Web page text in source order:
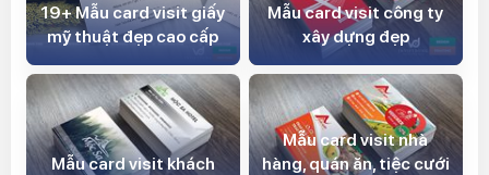
19+ Mẫu card visit giấy
mỹ thuật đẹp cao cấp
Mẫu card visit công ty
xây dựng đẹp
Mẫu card visit khách
Mẫu card visit nhà
hàng, quán ăn, tiệc cưới